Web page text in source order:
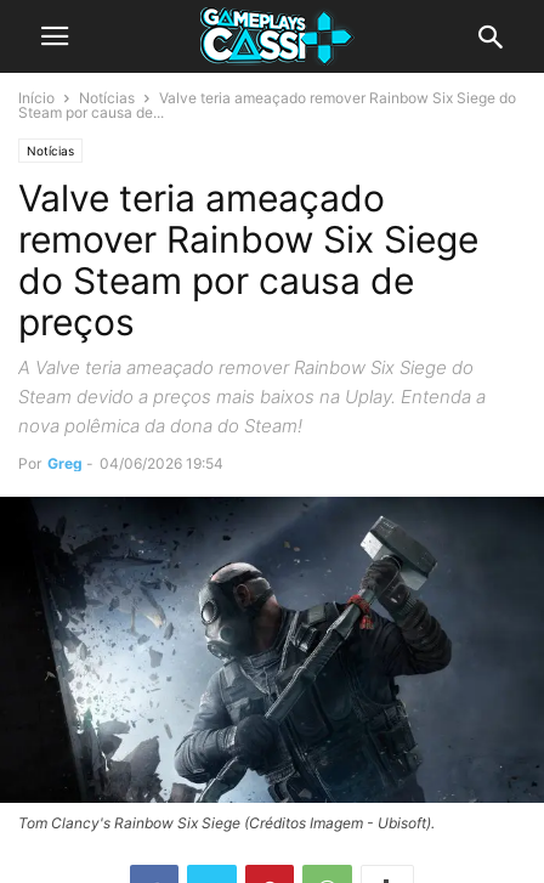
Início Notícias
Valve teria ameaçado remover Rainbow Six Siege do
Steam por causa de...
Notícias
Valve teria ameaçado
remover Rainbow Six Siege
do Steam por causa de
preços
A Valve teria ameaçado remover Rainbow Six Siege do
Steam devido a preços mais baixos na Uplay. Entenda a
nova polêmica da dona do Steam!
Por Greg - 04/06/2026 19:54
Tom Clancy's Rainbow Six Siege (Créditos Imagem - Ubisoft).